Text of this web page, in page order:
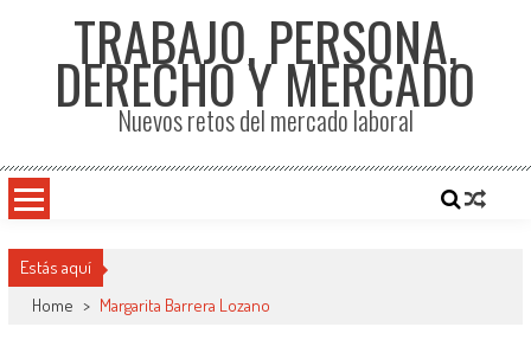
TRABAJO, PERSONA,
DERECHO Y MERCADO
Nuevos retos del mercado laboral
Estás aquí
Home > Margarita Barrera Lozano